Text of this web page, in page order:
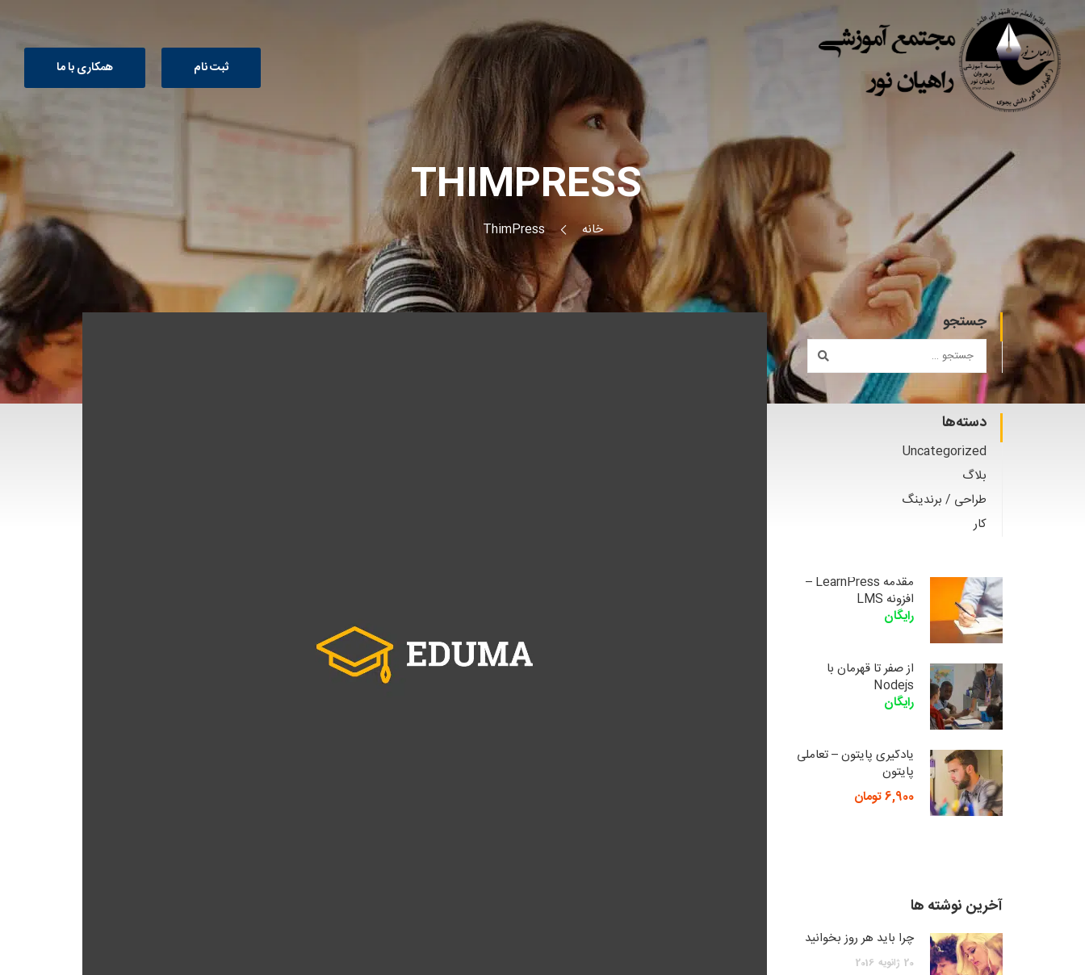
ثبت نام همکاری با ما
THIMPRESS
خانه ThimPress
جستجو
دسته‌ها
Uncategorized
بلاگ
طراحی / برندینگ
کار
مقدمه LearnPress –
افزونه LMS
رایگان
از صفر تا قهرمان با
Nodejs
رایگان
یادگیری پایتون – تعاملی
پایتون
6,900 تومان
آخرین نوشته ها
چرا باید هر روز بخوانید
20 ژانویه 2016